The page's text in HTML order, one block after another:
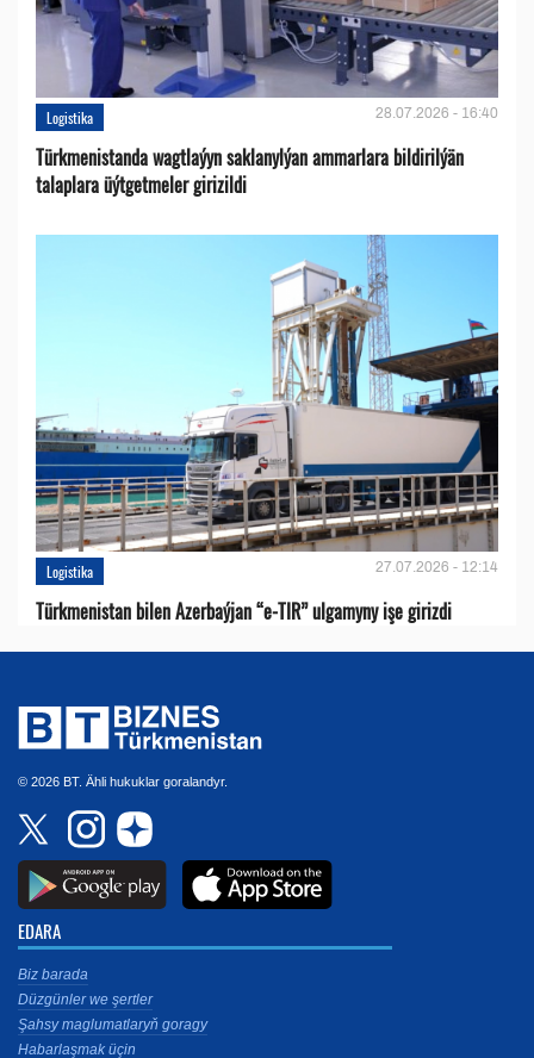
Logistika 28.07.2026 - 16:40
Türkmenistanda wagtlaýyn saklanylýan ammarlara bildirilýän
talaplara üýtgetmeler girizildi
Logistika 27.07.2026 - 12:14
Türkmenistan bilen Azerbaýjan “e-TIR” ulgamyny işe girizdi
© 2026 BT. Ähli hukuklar goralandyr.
EDARA
Biz barada
Düzgünler we şertler
Şahsy maglumatlaryň goragy
Habarlaşmak üçin